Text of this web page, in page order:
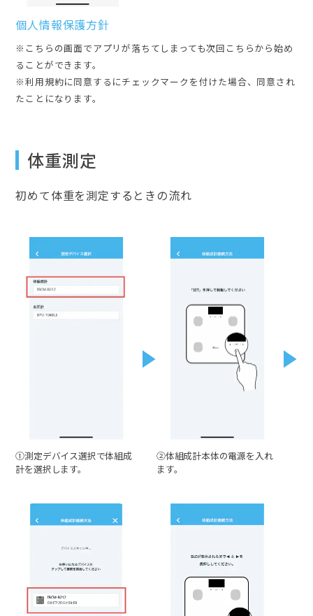
個人情報保護方針
※こちらの画面でアプリが落ちてしまっても次回こちらから始め
ることができます。
※利用規約に同意するにチェックマークを付けた場合、同意され
たことになります。
体重測定
初めて体重を測定するときの流れ
①測定デバイス選択で体組成
計を選択します。
②体組成計本体の電源を入れ
ます。